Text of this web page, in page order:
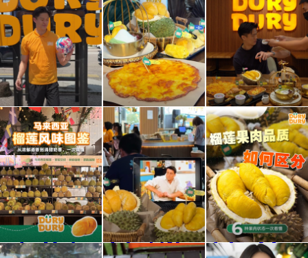
当你
睡了
3个
成年
人最
舒服
最后
的结
局真